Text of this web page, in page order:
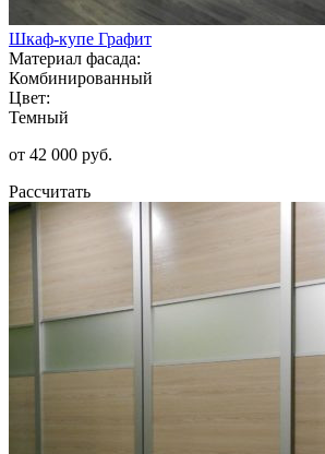
Шкаф-купе Графит
Материал фасада:
Комбинированный
Цвет:
Темный
от 42 000 руб.
Рассчитать